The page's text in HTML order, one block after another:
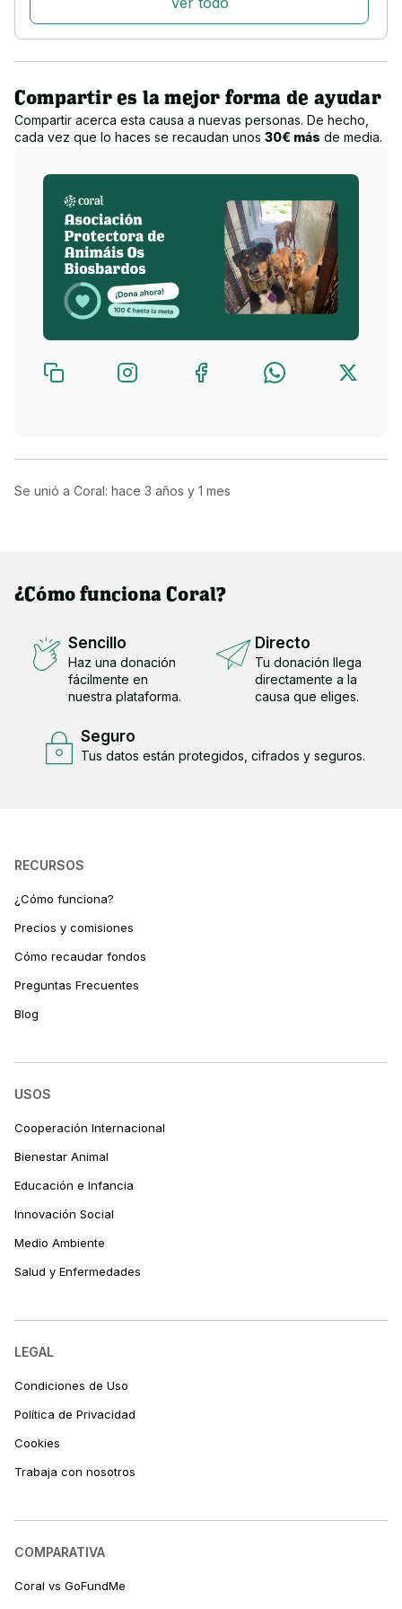
¿A qué destinamos la recaudación?
hacia los demás seres vivos.
Compartir es la mejor forma de ayudar
Compartir acerca esta causa a nuevas personas. De hecho,
cada vez que lo haces se recaudan unos 30€ más de media.
Se unió a Coral: hace 3 años y 1 mes
¿Cómo funciona Coral?
Sencillo
Haz una donación
fácilmente en
nuestra plataforma.
Directo
Tu donación llega
directamente a la
causa que eliges.
Seguro
Tus datos están protegidos, cifrados y seguros.
RECURSOS
¿Cómo funciona?
Precios y comisiones
Cómo recaudar fondos
Preguntas Frecuentes
Blog
USOS
Cooperación Internacional
Bienestar Animal
Educación e Infancia
Innovación Social
Medio Ambiente
Salud y Enfermedades
LEGAL
Condiciones de Uso
Política de Privacidad
Cookies
Trabaja con nosotros
COMPARATIVA
Coral vs GoFundMe